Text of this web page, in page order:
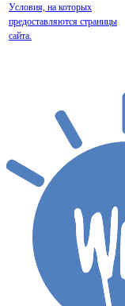
Условия, на которых
предоставляются страницы
сайта.